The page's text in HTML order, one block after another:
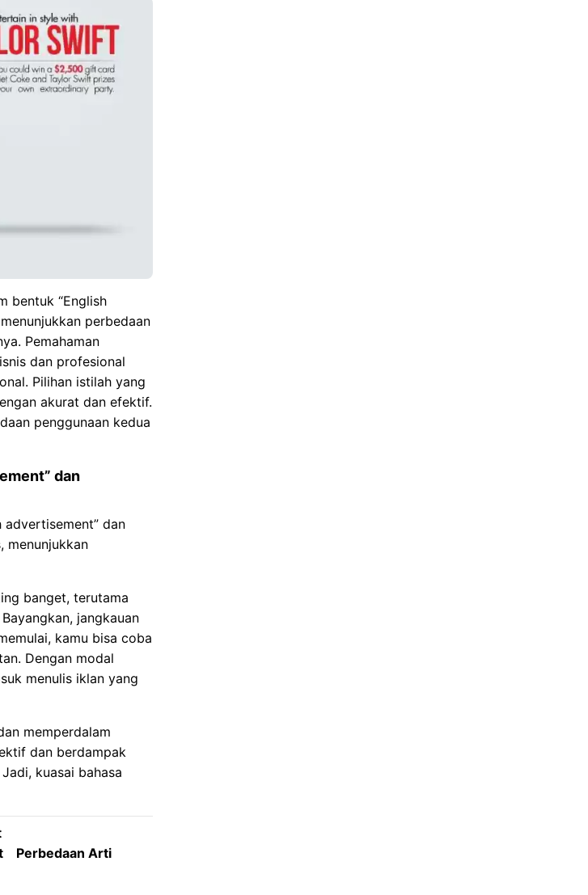
bentuk “English
perbedaan
Pemahaman
dan profesional
Pilihan istilah yang
akurat dan efektif.
penggunaan kedua
dan
advertisement” dan
menunjukkan
banget, terutama
jangkauan
kamu bisa coba
Dengan modal
menulis iklan yang
memperdalam
dan berdampak
kuasai bahasa
Perbedaan Arti